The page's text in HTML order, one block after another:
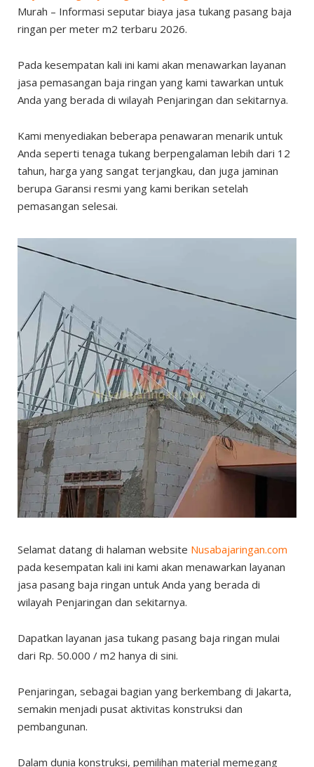
Murah – Informasi seputar biaya jasa tukang pasang baja
ringan per meter m2 terbaru 2026.
Pada kesempatan kali ini kami akan menawarkan layanan
jasa pemasangan baja ringan yang kami tawarkan untuk
Anda yang berada di wilayah Penjaringan dan sekitarnya.
Kami menyediakan beberapa penawaran menarik untuk
Anda seperti tenaga tukang berpengalaman lebih dari 12
tahun, harga yang sangat terjangkau, dan juga jaminan
berupa Garansi resmi yang kami berikan setelah
pemasangan selesai.
Selamat datang di halaman website Nusabajaringan.com
pada kesempatan kali ini kami akan menawarkan layanan
jasa pasang baja ringan untuk Anda yang berada di
wilayah Penjaringan dan sekitarnya.
Dapatkan layanan jasa tukang pasang baja ringan mulai
dari Rp. 50.000 / m2 hanya di sini.
Penjaringan, sebagai bagian yang berkembang di Jakarta,
semakin menjadi pusat aktivitas konstruksi dan
pembangunan.
Dalam dunia konstruksi, pemilihan material memegang